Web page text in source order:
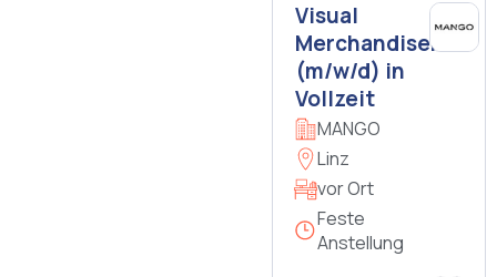
Visual
Merchandiser
(m/w/d) in
Vollzeit
MANGO
Linz
vor Ort
Feste
Anstellung